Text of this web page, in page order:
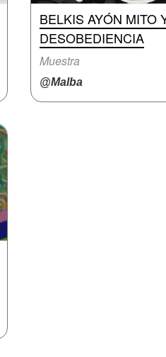
BELKIS AYÓN MITO
DESOBEDIENCIA
Muestra
@Malba